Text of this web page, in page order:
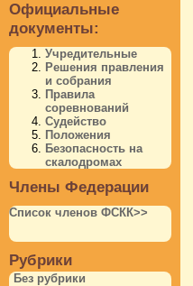
Официальные
документы:
Учредительные
Решения правления
и собрания
Правила
соревнований
Судейство
Положения
Безопасность на
скалодромах
Члены Федерации
Список членов ФСКК>>
Рубрики
Без рубрики